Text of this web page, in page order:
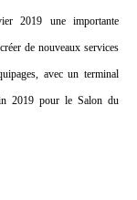
2019 une importante
de nouveaux services
avec un terminal
2019 pour le Salon du